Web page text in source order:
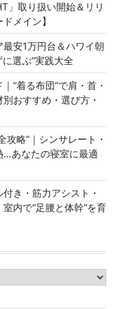
」取り扱い開始＆リリ
メイン】
最安1万円台＆ハワイ朝
選ぶ”実践大全
“着る布団”で肩・首・
おすすめ・選び方・
攻略”｜シンサレート・
…あなたの寝室に最適
き・筋力アシスト・
内で“足腰と体幹”を育